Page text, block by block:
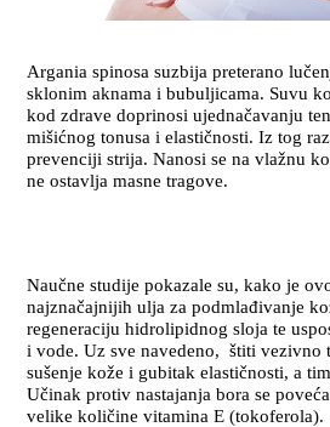
Argania spinosa suzbija preterano
sklonim aknama i bubuljicama. Suvu
kod zdrave doprinosi ujednačavanju
mišićnog tonusa i elastičnosti. Iz tog
prevenciji strija. Nanosi se na vlažnu
ne ostavlja masne tragove.
Naučne studije pokazale su, kako je
najznačajnijih ulja za podmlađivanje
regeneraciju hidrolipidnog sloja te
i vode. Uz sve navedeno, štiti vezivno
sušenje kože i gubitak elastičnosti, a
Učinak protiv nastajanja bora se
velike količine vitamina E (tokoferola).